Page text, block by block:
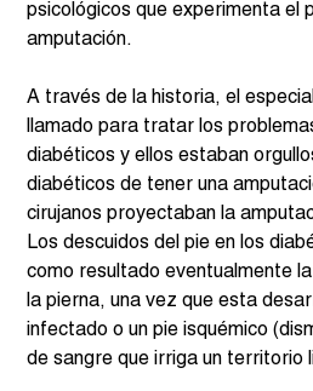
psicológicos que experimenta el
amputación.
A través de la historia, el
llamado para tratar los
diabéticos y ellos estaban
diabéticos de tener una
cirujanos proyectaban la
Los descuidos del pie en los
como resultado eventualmente
la pierna, una vez que esta
infectado o un pie isquémico
de sangre que irriga un territorio